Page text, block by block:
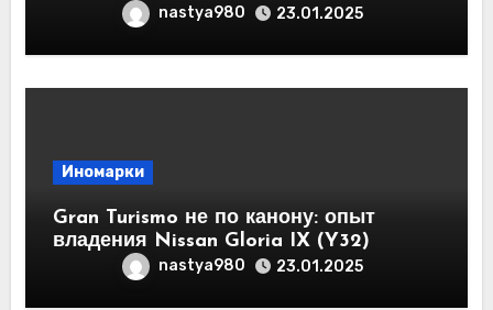
nastya980 23.01.2025
Иномарки
Gran Turismo не по канону: опыт
владения Nissan Gloria IX (Y32)
nastya980 23.01.2025